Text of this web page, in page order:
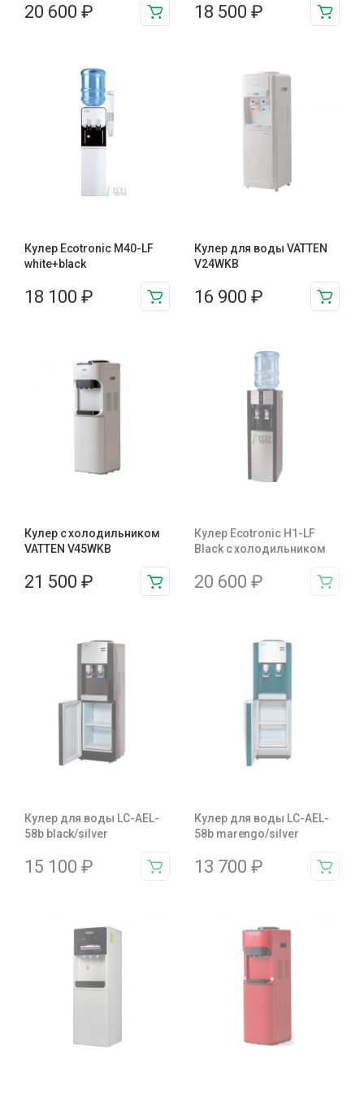
20 600 ₽ 18 500 ₽
Кулер Ecotronic M40-LF
white+black
18 100 ₽
Кулер для воды VATTEN
V24WKB
16 900 ₽
Кулер с холодильником
VATTEN V45WKB
21 500 ₽
Кулер Ecotronic H1-LF
Black c холодильником
20 600 ₽
Кулер для воды LC-AEL-
58b black/silver
15 100 ₽
Кулер для воды LC-AEL-
58b marengo/silver
13 700 ₽